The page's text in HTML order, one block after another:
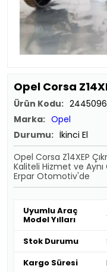
Opel Corsa
Ürün Kodu:
Marka: Opel
Durumu: İkinci El
Opel Corsa Z14XEP
Kaliteli Hizmet ve Aynı
Erpar Otomotiv'de
Uyumlu Araç
Model Yılları
Stok Durumu
Kargo Süresi